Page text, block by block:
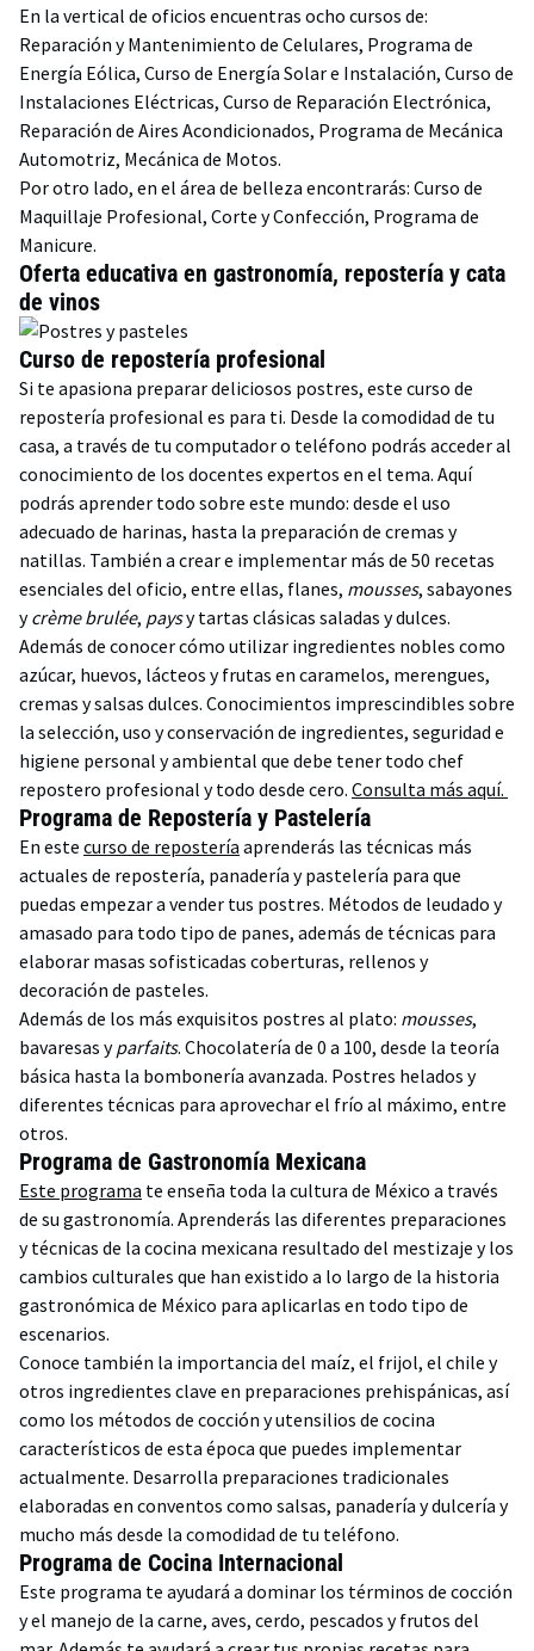
En la vertical de oficios encuentras ocho cursos de:
Reparación y Mantenimiento de Celulares, Programa de
Energía Eólica, Curso de Energía Solar e Instalación, Curso de
Instalaciones Eléctricas, Curso de Reparación Electrónica,
Reparación de Aires Acondicionados, Programa de Mecánica
Automotriz, Mecánica de Motos.
Por otro lado, en el área de belleza encontrarás: Curso de
Maquillaje Profesional, Corte y Confección, Programa de
Manicure.
Oferta educativa en gastronomía, repostería y cata
de vinos
Curso de repostería profesional
Si te apasiona preparar deliciosos postres, este curso de
repostería profesional es para ti. Desde la comodidad de tu
casa, a través de tu computador o teléfono podrás acceder al
conocimiento de los docentes expertos en el tema. Aquí
podrás aprender todo sobre este mundo: desde el uso
adecuado de harinas, hasta la preparación de cremas y
natillas. También a crear e implementar más de 50 recetas
esenciales del oficio, entre ellas, flanes, mousses, sabayones
ycrème brulée, paysy tartas clásicas saladas y dulces.
Además de conocer cómo utilizar ingredientes nobles como
azúcar, huevos, lácteos y frutas en caramelos, merengues,
cremas y salsas dulces. Conocimientos imprescindibles sobre
la selección, uso y conservación de ingredientes, seguridad e
higiene personal y ambiental que debe tener todo chef
repostero profesional y todo desde cero. Consulta más aquí.
Programa de Repostería y Pastelería
En este curso de repostería aprenderás las técnicas más
actuales de repostería, panadería y pastelería para que
puedas empezar a vender tus postres. Métodos de leudado y
amasado para todo tipo de panes, además de técnicas para
elaborar masas sofisticadas coberturas, rellenos y
decoración de pasteles.
Además de los más exquisitos postres al plato: mousses,
bavaresas yparfaits. Chocolatería de 0 a 100, desde la teoría
básica hasta la bombonería avanzada. Postres helados y
diferentes técnicas para aprovechar el frío al máximo, entre
otros.
Programa de Gastronomía Mexicana
Este programa te enseña toda la cultura de México a través
de su gastronomía. Aprenderás las diferentes preparaciones
y técnicas de la cocina mexicana resultado del mestizaje y los
cambios culturales que han existido a lo largo de la historia
gastronómica de México para aplicarlas en todo tipo de
escenarios.
Conoce también la importancia del maíz, el frijol, el chile y
otros ingredientes clave en preparaciones prehispánicas, así
como los métodos de cocción y utensilios de cocina
característicos de esta época que puedes implementar
actualmente. Desarrolla preparaciones tradicionales
elaboradas en conventos como salsas, panadería y dulcería y
mucho más desde la comodidad de tu teléfono.
Programa de Cocina Internacional
Este programa te ayudará a dominar los términos de cocción
y el manejo de la carne, aves, cerdo, pescados y frutos del